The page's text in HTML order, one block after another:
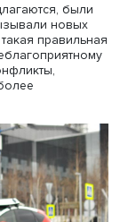
как
и
издержки,
я не думаю,
Некоторое
экспертов
Потому
оказались на